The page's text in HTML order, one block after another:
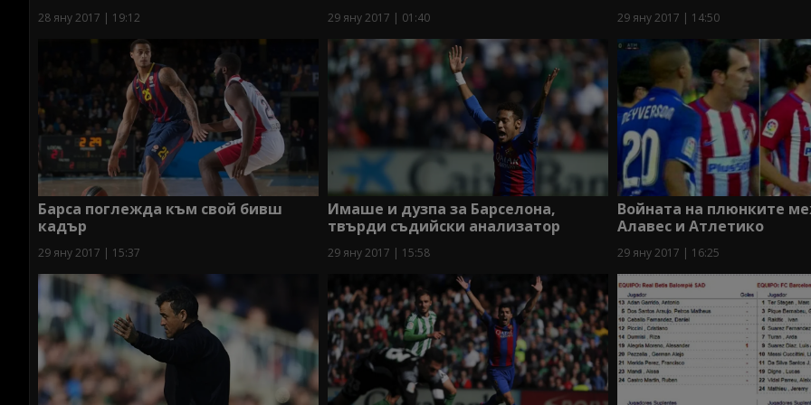
28 яну 2017 | 19:12 29 яну 2017 | 01:40 29 яну 2017 | 14:50
Барса поглежда към свой бивш
кадър
29 яну 2017 | 15:37
Имаше и дузпа за Барселона,
твърди съдийски анализатор
29 яну 2017 | 15:58
Войната на плюнките
Алавес и Атлетико
29 яну 2017 | 16:25